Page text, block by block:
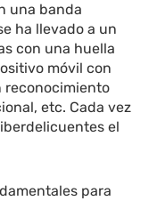
una banda
ha llevado a un
con una huella
móvil con
reconocimiento
etc. Cada vez
el
para